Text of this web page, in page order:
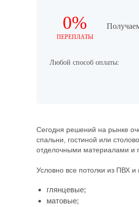
0%
ПЕРЕПЛАТЫ
Любой способ оплаты:
Сегодня решений на рынке
спальни, гостиной или
отделочными материалами и
Условно все потолки из ПВХ
глянцевые;
матовые;